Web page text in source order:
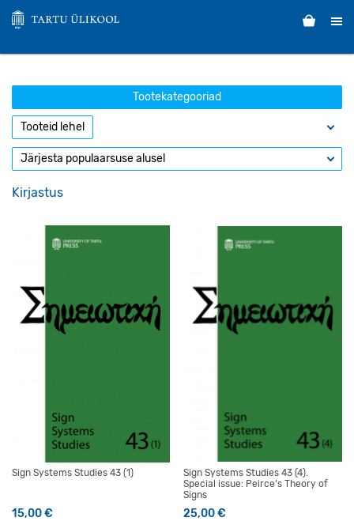
Tootekategooriad
Kirjastus
Sign Systems Studies 43 (1)
15,00€
Sign Systems Studies 43 (4).
Special issue: Peirce’s Theory of
Signs
25,00€